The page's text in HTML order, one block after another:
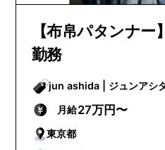
【布帛パタンナ
勤務
jun ashida | ジュンアシ
月給27万円〜
東京都